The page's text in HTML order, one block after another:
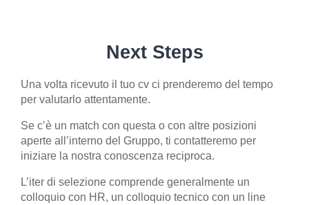
Next Steps
Una volta ricevuto il tuo cv ci prenderemo del tempo
per valutarlo attentamente.
Se c’è un match con questa o con altre posizioni
aperte all’interno del Gruppo, ti contatteremo per
iniziare la nostra conoscenza reciproca.
L’iter di selezione comprende generalmente un
colloquio con HR, un colloquio tecnico con un line